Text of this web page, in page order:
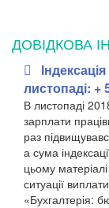
ДОВІДКОВА
листопаді: +
В листопаді
зарплати
раз
а сума
цьому
ситуації
«Бухгалтерія: